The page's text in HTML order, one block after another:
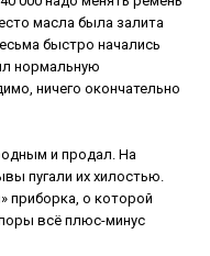
масла была залита
быстро начались
нормальную
ничего окончательно
и продал. На
пугали их хилостью.
приборка, о которой
всё плюс-минус